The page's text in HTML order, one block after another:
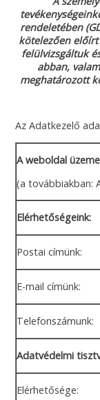
rendeletében
kötelezően
felülvizsgáltuk
abban,
meghatározott
Az Adatkezelő
A weboldal
(a továbbiakban:
Elérhetőségeink:
Postai címünk:
E-mail címünk:
Telefonszámunk:
Adatvédelmi
Elérhetősége: